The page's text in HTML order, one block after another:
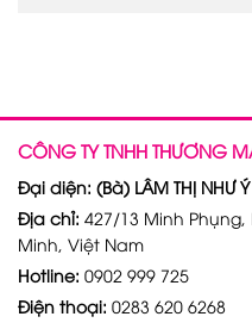
CÔNG TY TNHH THƯƠNG
Đại diện: (Bà) LÂM THỊ NHƯ Ý
Địa chỉ: 427/13 Minh
Minh, Việt Nam
Hotline: 0902 999 725
Điện thoại: 0283 620 6268